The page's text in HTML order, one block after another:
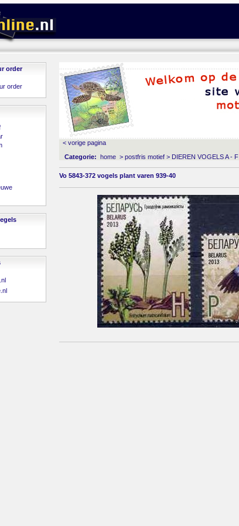
order
order
< vorige pagina
Categorie: home > postfris motief > DIEREN VOGELS A - F
Vo 5843-372 vogels plant varen 939-40